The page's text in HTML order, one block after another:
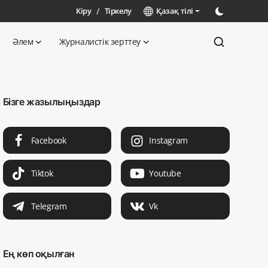
Кіру / Тіркелу Қазақ тілі
Әлем Журналистік зерттеу
Бізге жазылыңыздар
Facebook Instagram
Tiktok Youtube
Telegram Vk
Ең көп оқылған